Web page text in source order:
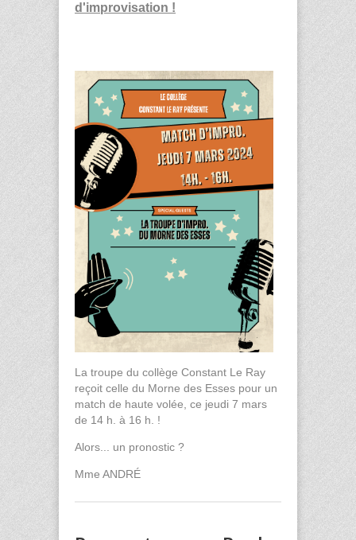
d'improvisation !
La troupe du collège Constant Le Ray
reçoit celle du Morne des Esses pour un
match de haute volée, ce jeudi 7 mars
de 14 h. à 16 h. !
Alors... un pronostic ?
Mme ANDRÉ